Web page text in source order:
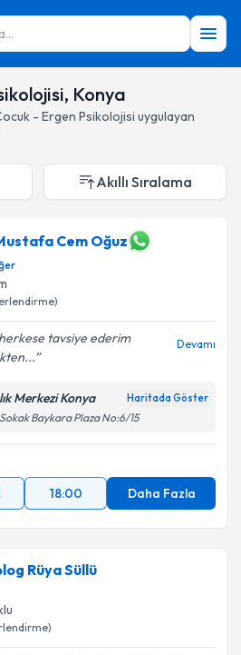
Konya
- Ergen Psikolojisi uygulayan
Akıllı Sıralama
Cem Oğuz
tavsiye ederim
Devamı
Merkezi Konya Haritada Göster
Baykara Plaza No:6/15
18:00 Daha Fazla
Rüya Süllü